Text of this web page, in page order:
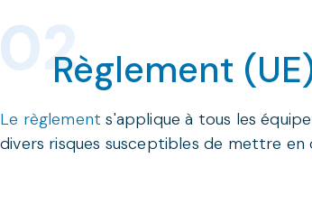
Règlement
Le règlement s'applique à tous les
divers risques susceptibles de mettre